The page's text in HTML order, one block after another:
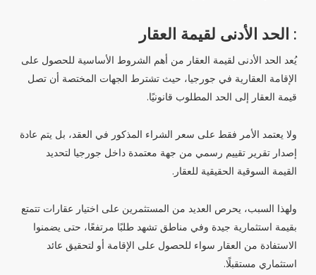
: الحد الأدنى لقيمة العقار
يُعد الحد الأدنى لقيمة العقار من أهم الشروط الأساسية للحصول على
الإقامة العقارية في جورجيا، حيث تشترط الجهات المختصة أن تصل
قيمة العقار إلى الحد المطلوب قانونيًا.
ولا يعتمد الأمر فقط على سعر الشراء المذكور في العقد، بل يتم عادة
إصدار تقرير تقييم رسمي من جهة معتمدة داخل جورجيا لتحديد
القيمة السوقية الحقيقية للعقار.
ولهذا السبب، يحرص العديد من المستثمرين على اختيار عقارات تتمتع
بقيمة استثمارية جيدة وفي مناطق تشهد طلبًا مرتفعًا، حتى يضمنوا
الاستفادة من العقار سواء للحصول على الإقامة أو لتحقيق عائد
استثماري مستقبلًا.